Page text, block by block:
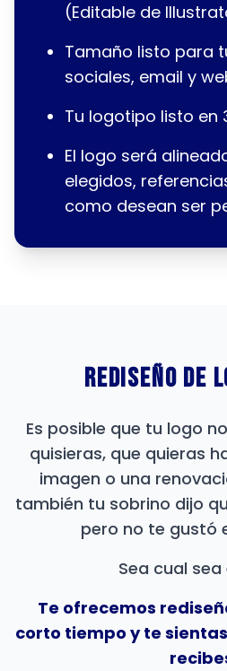
(Editable de
Tamaño listo para
sociales, email y
Tu logotipo listo en
El logo será
elegidos,
como desean ser
Rediseño De
Es posible que tu logo
quisieras, que quieras
imagen o una
también tu sobrino dijo
pero no te gustó
Sea cual
Te ofrecemos
corto tiempo y te